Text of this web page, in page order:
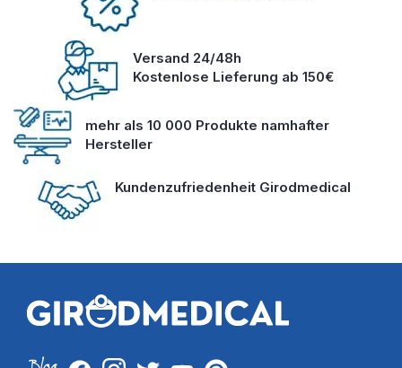
Versand 24/48h
Kostenlose Lieferung ab 150€
mehr als 10 000 Produkte namhafter
Hersteller
Kundenzufriedenheit Girodmedical